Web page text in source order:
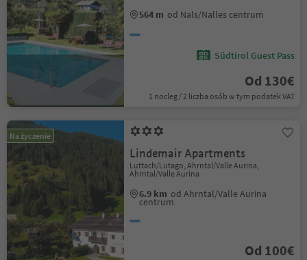
564 m od Nals/Nalles centrum
Südtirol Guest Pass
Od 130€
1 nocleg / 2 liczba osób w tym podatek VAT
Na życzenie
Lindemair Apartments
Luttach/Lutago, Ahrntal/Valle Aurina,
Ahrntal/Valle Aurina
6.9 km od Ahrntal/Valle Aurina
centrum
Od 100€